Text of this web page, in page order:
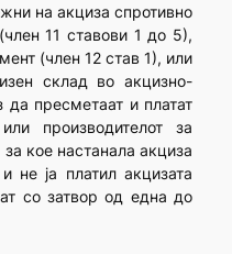
на акциза спротивно
11 ставови 1 до 5),
(член 12 став 1), или
склад во акцизно-
пресметаат и платат
производителот за
кое настанала акциза
не ја платил акцизата
со затвор од една до